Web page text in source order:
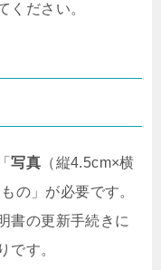
ください。
写真 （縦4.5cm×横
の」が必要です。
書の更新手続きに
です。